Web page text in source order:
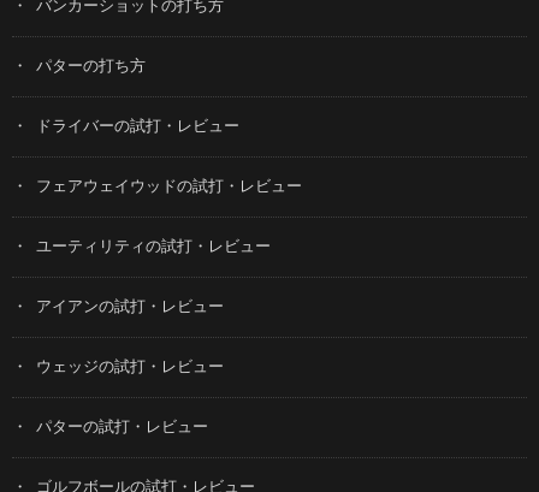
バンカーショットの打ち方
パターの打ち方
ドライバーの試打・レビュー
フェアウェイウッドの試打・レビュー
ユーティリティの試打・レビュー
アイアンの試打・レビュー
ウェッジの試打・レビュー
パターの試打・レビュー
ゴルフボールの試打・レビュー